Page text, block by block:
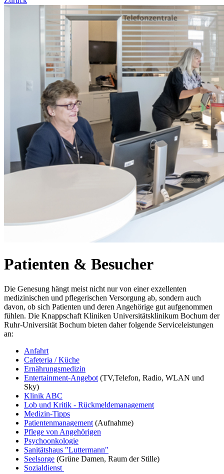
Patienten & Besucher
Die Genesung hängt meist nicht nur von einer exzellenten
medizinischen und pflegerischen Versorgung ab, sondern auch
davon, ob sich Patienten und deren Angehörige gut aufgenommen
fühlen. Die Knappschaft Kliniken Universitätsklinikum Bochum der
Ruhr-Universität Bochum bieten daher folgende Serviceleistungen
an:
Anfahrt
Cafeteria / Küche
Ernährungsmedizin
Entertainment-Angebot (TV,Telefon, Radio, WLAN und
Sky)
Klinik ABC
Lob und Kritik - Rückmeldemanagement
Medizin-Tipps
Patientenmanagement (Aufnahme)
Pflege von Angehörigen
Psychoonkologie
Sanitätshaus "Luttermann"
Seelsorge (Grüne Damen, Raum der Stille)
Sozialdienst